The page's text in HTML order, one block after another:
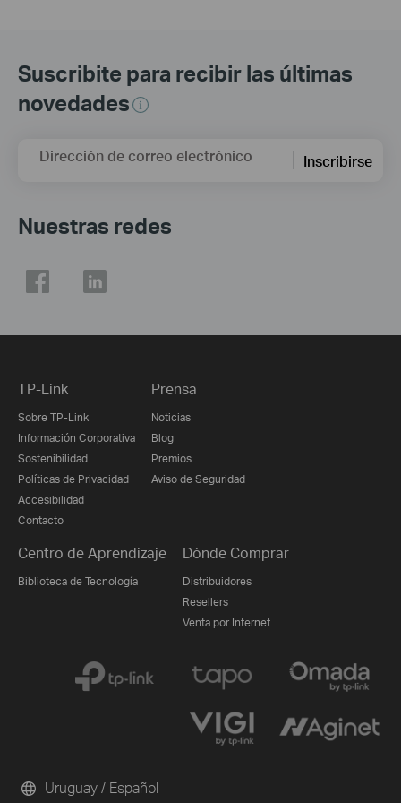
Suscribite para recibir las últimas
novedades
Dirección de correo electrónico Inscribirse
Nuestras redes
TP-Link
Sobre TP-Link
Información Corporativa
Sostenibilidad
Políticas de Privacidad
Accesibilidad
Contacto
Prensa
Noticias
Blog
Premios
Aviso de Seguridad
Centro de Aprendizaje
Biblioteca de Tecnología
Dónde Comprar
Distribuidores
Resellers
Venta por Internet
Uruguay / Español